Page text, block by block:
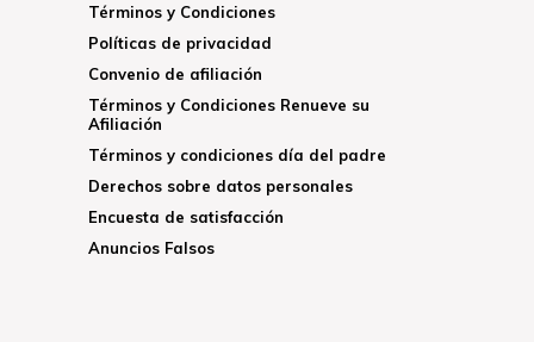
Términos y Condiciones
Políticas de privacidad
Convenio de afiliación
Términos y Condiciones Renueve su
Afiliación
Términos y condiciones día del padre
Derechos sobre datos personales
Encuesta de satisfacción
Anuncios Falsos